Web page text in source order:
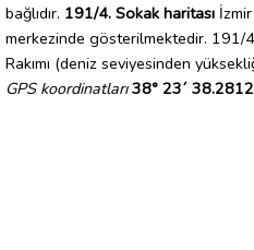
bağlıdır. 191/4. Sokak haritası
merkezinde gösterilmektedir.
Rakımı (deniz seviyesinden
GPS koordinatları 38° 23´